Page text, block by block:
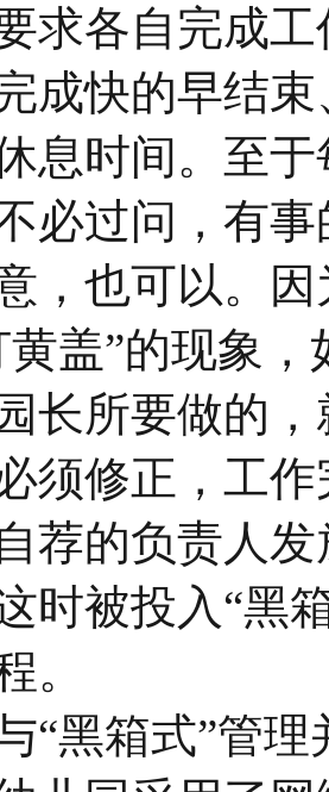
求各自完成
成快的早结
息时间。至
必过问，有
，也可以。
黄盖”的现象
长所要做的
须修正，工
荐的负责人
时被投入“黑
。
“黑箱式”管理